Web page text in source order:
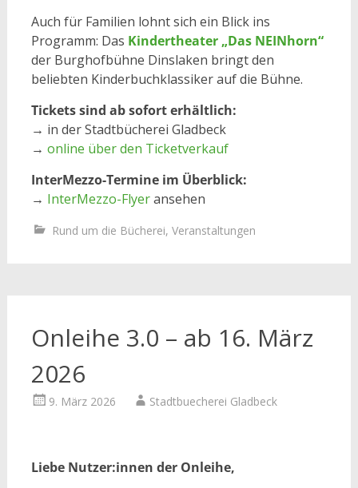
Auch für Familien lohnt sich ein Blick ins
Programm: Das Kindertheater „Das NEINhorn“
der Burghofbühne Dinslaken bringt den
beliebten Kinderbuchklassiker auf die Bühne.
Tickets sind ab sofort erhältlich:
→ in der Stadtbücherei Gladbeck
→ online über den Ticketverkauf
InterMezzo-Termine im Überblick:
→ InterMezzo-Flyeransehen
Rund um die Bücherei, Veranstaltungen
Onleihe 3.0 – ab 16. März
2026
9. März 2026 Stadtbuecherei Gladbeck
Liebe Nutzer:innen der Onleihe,